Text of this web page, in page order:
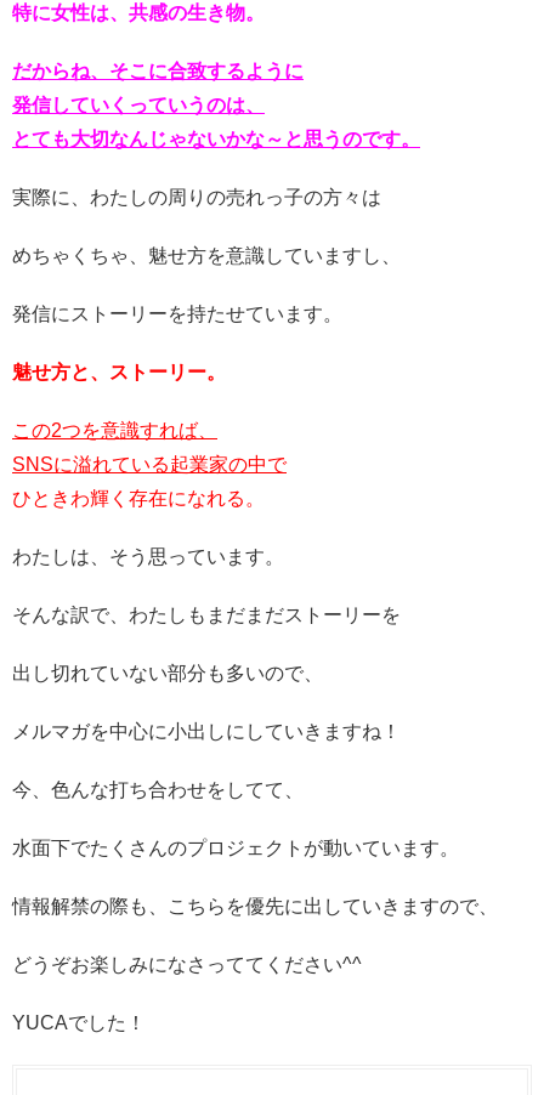
特に女性は、共感の生き物。
だからね、そこに合致するように
発信していくっていうのは、
とても大切なんじゃないかな～と思うのです。
実際に、わたしの周りの売れっ子の方々は
めちゃくちゃ、魅せ方を意識していますし、
発信にストーリーを持たせています。
魅せ方と、ストーリー。
この2つを意識すれば、
SNSに溢れている起業家の中で
ひときわ輝く存在になれる。
わたしは、そう思っています。
そんな訳で、わたしもまだまだストーリーを
出し切れていない部分も多いので、
メルマガを中心に小出しにしていきますね！
今、色んな打ち合わせをしてて、
水面下でたくさんのプロジェクトが動いています。
情報解禁の際も、こちらを優先に出していきますので、
どうぞお楽しみになさっててください^^
YUCAでした！